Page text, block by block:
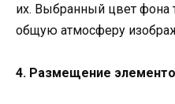
их. Выбранный цвет фона
общую атмосферу
4. Размещение